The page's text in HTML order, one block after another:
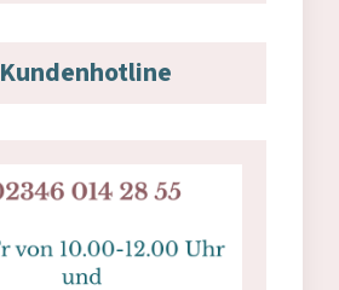
Kundenhotline